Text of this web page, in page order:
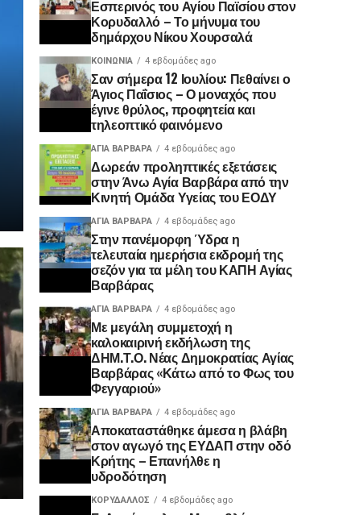
Εσπερινός του Αγίου Παϊσίου στον
Κορυδαλλό – Το μήνυμα του
δημάρχου Νίκου Χουρσαλά
ΚΟΙΝΩΝΊΑ 4 εβδομάδες ago
Σαν σήμερα 12 Ιουλίου: Πεθαίνει ο
Άγιος Παΐσιος – Ο μοναχός που
έγινε θρύλος, προφητεία και
τηλεοπτικό φαινόμενο
ΑΓΙΑ ΒΑΡΒΑΡΑ 4 εβδομάδες ago
Δωρεάν προληπτικές εξετάσεις
στην Άνω Αγία Βαρβάρα από την
Κινητή Ομάδα Υγείας του ΕΟΔΥ
ΑΓΙΑ ΒΑΡΒΑΡΑ 4 εβδομάδες ago
Στην πανέμορφη Ύδρα η
τελευταία ημερήσια εκδρομή της
σεζόν για τα μέλη του ΚΑΠΗ Αγίας
Βαρβάρας
ΑΓΙΑ ΒΑΡΒΑΡΑ 4 εβδομάδες ago
Με μεγάλη συμμετοχή η
καλοκαιρινή εκδήλωση της
ΔΗΜ.Τ.Ο. Νέας Δημοκρατίας Αγίας
Βαρβάρας «Κάτω από το Φως του
Φεγγαριού»
ΑΓΙΑ ΒΑΡΒΑΡΑ 4 εβδομάδες ago
Αποκαταστάθηκε άμεσα η βλάβη
στον αγωγό της ΕΥΔΑΠ στην οδό
Κρήτης – Επανήλθε η
υδροδότηση
ΚΟΡΥΔΑΛΛΟΣ 4 εβδομάδες ago